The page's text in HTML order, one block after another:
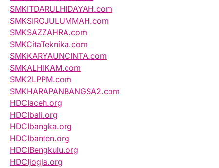
SMKITDARULHIDAYAH.com
SMKSIROJULUMMAH.com
SMKSAZZAHRA.com
SMKCitaTeknika.com
SMKKARYAUNCINTA.com
SMKALHIKAM.com
SMK2LPPM.com
SMKHARAPANBANGSA2.com
HDCIaceh.org
HDCIbali.org
HDCIbangka.org
HDCIbanten.org
HDCIBengkulu.org
HDCIjogja.org